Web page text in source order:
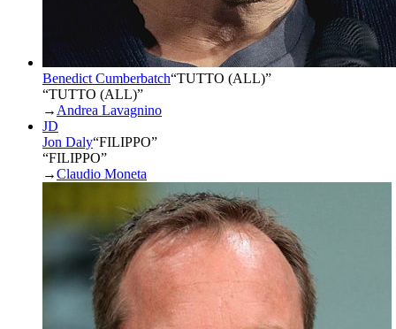
Benedict Cumberbatch“TUTTO (ALL)”
“TUTTO (ALL)”
→ Andrea Lavagnino
JD
Jon Daly“FILIPPO”
“FILIPPO”
→Claudio Moneta